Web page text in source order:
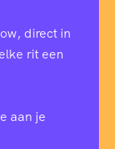
direct in
rit een
aan je